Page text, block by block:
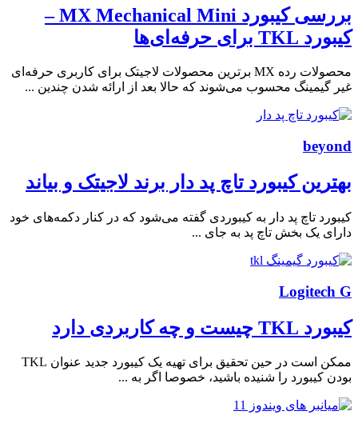
بررسی کیبورد MX Mechanical Mini –
کیبورد TKL برای حرفه‌ای‌ها
محصولات رده MX برترین محصولات لاجیتک برای کاربری حرفه‌ای
غیر گیمینگ محسوب می‌شوند که حالا بعد از ارائه شدن چندین ...
beyond
بهترین کیبورد تاچ پد دار برند لاجیتک و بیاند
کیبورد تاچ پد دار به کیبوردی گفته می‌شود که در کنار دکمه‌های خود
دارای یک بخش تاچ پد به جای ...
Logitech G
کیبورد TKL چیست و چه کاربردی دارد
ممکن است در حین تحقیق برای تهیه یک کیبورد جدید عنوان TKL
بودن کیبورد را شنیده باشید، خصوصا اگر به ...